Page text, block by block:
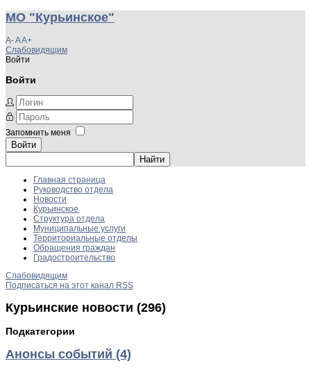
МО "Курьинское"
A-AA+
Слабовидящим
Войти
Войти
Запомнить меня
Войти
Главная страница
Руководство отдела
Новости
Курьинское
Структура отдела
Муниципальные услуги
Территориальные отделы
Обращения граждан
Градостроительство
Слабовидящим
Подписаться на этот канал RSS
Курьинские новости (296)
Подкатегории
Анонсы событий (4)